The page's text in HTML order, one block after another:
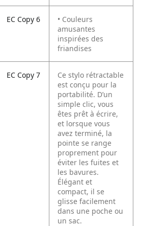
EC Copy 6
• Couleurs
amusantes
inspirées des
friandises
EC Copy 7
Ce stylo rétractable
est conçu pour la
portabilité. D’un
simple clic, vous
êtes prêt à écrire,
et lorsque vous
avez terminé, la
pointe se range
proprement pour
éviter les fuites et
les bavures.
Élégant et
compact, il se
glisse facilement
dans une poche ou
un sac.